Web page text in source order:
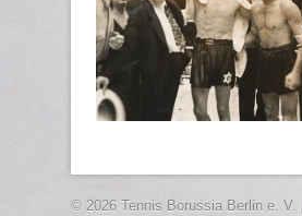
© 2026 Tennis Borussia Berlin e. V. |